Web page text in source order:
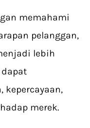
memahami
pelanggan,
lebih
kepercayaan,
merek.